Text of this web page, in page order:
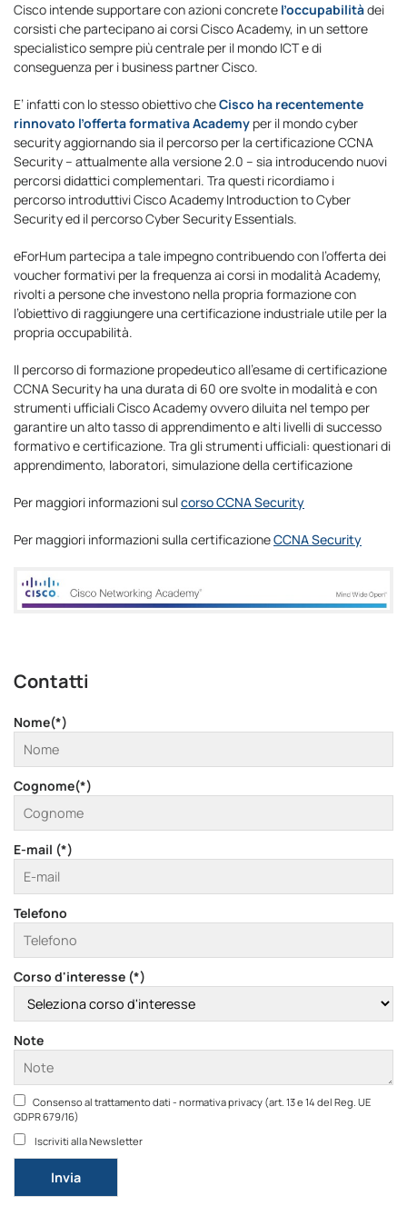
Cisco intende supportare con azioni concrete l’occupabilitàdei
corsisti che partecipano ai corsi Cisco Academy, in un settore
specialistico sempre più centrale per il mondo ICT e di
conseguenza per i business partner Cisco.
E’ infatti con lo stesso obiettivo cheCisco ha recentemente
rinnovato l’offerta formativa Academy per il mondo cyber
security aggiornando sia il percorso per la certificazione CCNA
Security – attualmente alla versione 2.0 – sia introducendo nuovi
percorsi didattici complementari. Tra questi ricordiamo i
percorso introduttivi Cisco Academy Introduction to Cyber
Security ed il percorso Cyber Security Essentials.
eForHum partecipa a tale impegno contribuendo con l’offerta dei
voucher formativi per la frequenza ai corsi in modalità Academy,
rivolti a persone che investono nella propria formazione con
l’obiettivo di raggiungere una certificazione industriale utile per la
propria occupabilità.
Il percorso di formazione propedeutico all’esame di certificazione
CCNA Security ha una durata di 60 ore svolte in modalità e con
strumenti ufficiali Cisco Academy ovvero diluita nel tempo per
garantire un alto tasso di apprendimento e alti livelli di successo
formativo e certificazione. Tra gli strumenti ufficiali: questionari di
apprendimento, laboratori, simulazione della certificazione
Per maggiori informazioni sulcorso CCNA Security
Per maggiori informazioni sulla certificazioneCCNA Security
Contatti
Nome(*)
Cognome(*)
E-mail (*)
Telefono
Corso d'interesse (*)
Note
Consenso al trattamento dati - normativa privacy (art. 13 e 14 del Reg. UE
GDPR 679/16)
Iscriviti alla Newsletter
Si prega di lasciare vuoto questo campo.